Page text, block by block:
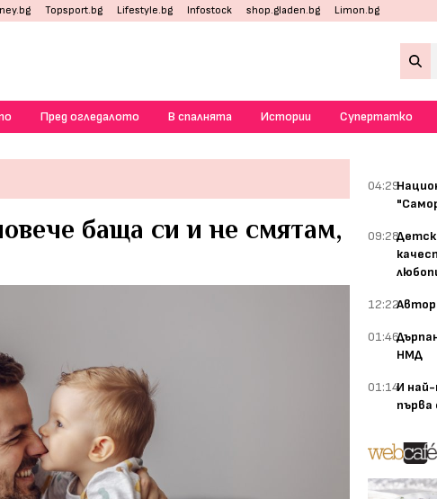
Topsport.bg Lifestyle.bg Infostock shop.gladen.bg Limon.bg
Пред огледалото В спалнята Истории Супертатко
баща си и не смятам,
04:29
09:28
12:22
01:46
НМД
01:14И
първа